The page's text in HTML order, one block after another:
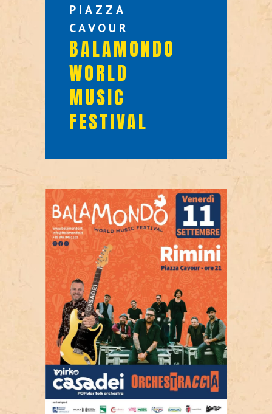
PIAZZA
CAVOUR
BALAMONDO
WORLD
MUSIC
FESTIVAL